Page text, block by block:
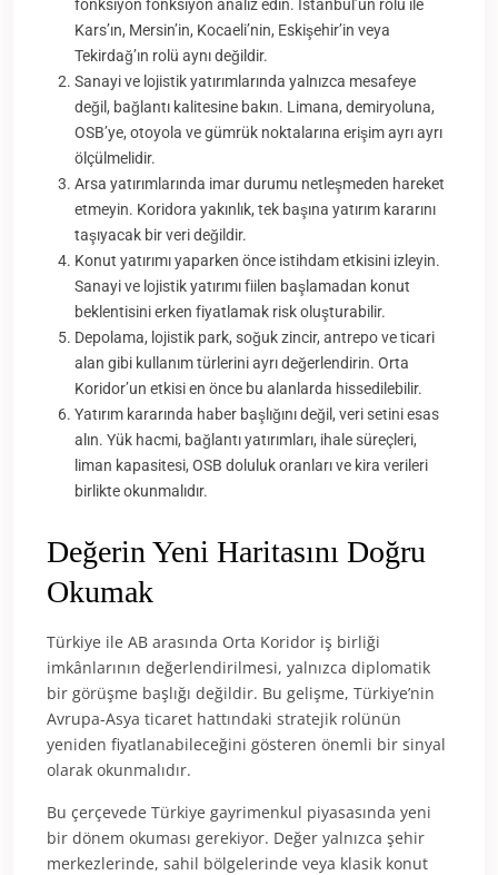
fonksiyon fonksiyon analiz edin. İstanbul’un rolü ile
Kars’ın, Mersin’in, Kocaeli’nin, Eskişehir’in veya
Tekirdağ’ın rolü aynı değildir.
Sanayi ve lojistik yatırımlarında yalnızca mesafeye
değil, bağlantı kalitesine bakın. Limana, demiryoluna,
OSB’ye, otoyola ve gümrük noktalarına erişim ayrı ayrı
ölçülmelidir.
Arsa yatırımlarında imar durumu netleşmeden hareket
etmeyin. Koridora yakınlık, tek başına yatırım kararını
taşıyacak bir veri değildir.
Konut yatırımı yaparken önce istihdam etkisini izleyin.
Sanayi ve lojistik yatırımı fiilen başlamadan konut
beklentisini erken fiyatlamak risk oluşturabilir.
Depolama, lojistik park, soğuk zincir, antrepo ve ticari
alan gibi kullanım türlerini ayrı değerlendirin. Orta
Koridor’un etkisi en önce bu alanlarda hissedilebilir.
Yatırım kararında haber başlığını değil, veri setini esas
alın. Yük hacmi, bağlantı yatırımları, ihale süreçleri,
liman kapasitesi, OSB doluluk oranları ve kira verileri
birlikte okunmalıdır.
Değerin Yeni Haritasını Doğru
Okumak
Türkiye ile AB arasında Orta Koridor iş birliği
imkânlarının değerlendirilmesi, yalnızca diplomatik
bir görüşme başlığı değildir. Bu gelişme, Türkiye’nin
Avrupa-Asya ticaret hattındaki stratejik rolünün
yeniden fiyatlanabileceğini gösteren önemli bir sinyal
olarak okunmalıdır.
Bu çerçevede Türkiye gayrimenkul piyasasında yeni
bir dönem okuması gerekiyor. Değer yalnızca şehir
merkezlerinde, sahil bölgelerinde veya klasik konut